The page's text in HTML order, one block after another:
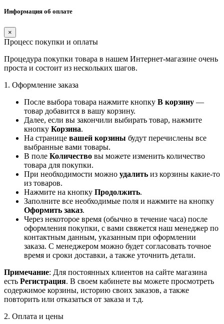
Информация об оплате
×
Процесс покупки и оплаты
Процедура покупки товара в нашем Интернет-магазине очень
проста и состоит из нескольких шагов.
1. Оформление заказа
После выбора товара нажмите кнопку В корзину —
товар добавится в вашу корзину.
Далее, если вы закончили выбирать товар, нажмите
кнопку Корзина.
На странице вашей корзины будут перечислены все
выбранные вами товары.
В поле Количество вы можете изменить количество
товара для покупки.
При необходимости можно удалить из корзины какие-то
из товаров.
Нажмите на кнопку Продолжить.
Заполните все необходимые поля и нажмите на кнопку
Оформить заказ.
Через некоторое время (обычно в течение часа) после
оформления покупки, с вами свяжется наш менеджер по
контактным данным, указанным при оформлении
заказа. С менеджером можно будет согласовать точное
время и сроки доставки, а также уточнить детали.
Примечание: Для постоянных клиентов на сайте магазина
есть Регистрация. В своем кабинете вы можете просмотреть
содержимое корзины, историю своих заказов, а также
повторить или отказаться от заказа и т.д.
2. Оплата и цены